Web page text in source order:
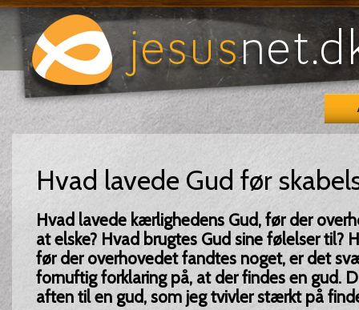
Hvad lavede Gud før
Hvad lavede kærlighedens Gud, før der
at elske? Hvad brugtes Gud sine følelser til?
før der overhovedet fandtes noget, er det
fornuftig forklaring på, at der findes en gud.
aften til en gud, som jeg tvivler stærkt på